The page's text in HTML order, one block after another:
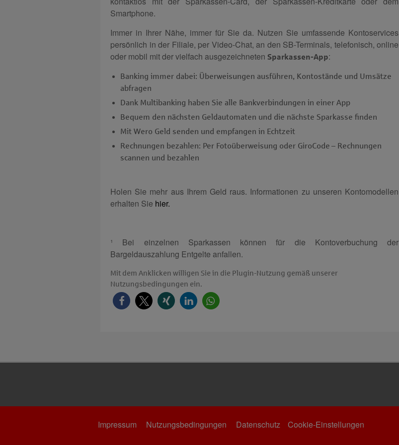
Smartphone.
Immer in Ihrer Nähe, immer für Sie da. Nutzen Sie umfassende Kontoservices
persönlich in der Filiale, per Video-Chat, an den SB-Terminals, telefonisch, online
oder mobil mit der vielfach ausgezeichneten Sparkassen-App:
Banking immer dabei: Überweisungen ausführen, Kontostände und Umsätze
abfragen
Dank Multi­banking haben Sie alle Bank­verbindungen in einer App
Bequem den nächsten Geld­automaten und die nächste Sparkasse finden
Mit Wero Geld senden und empfangen in Echtzeit
Rechnungen bezahlen: Per Foto­überweisung oder GiroCode – Rechnungen
scannen und bezahlen
Holen Sie mehr aus Ihrem Geld raus. Informationen zu unseren Kontomodellen
erhalten Sie hier.
¹ Bei einzelnen Sparkassen können für die Kontoverbuchung der
Bargeldauszahlung Entgelte anfallen.
Mit dem Anklicken willigen Sie in die Plugin-Nutzung gemäß unserer
Nutzungsbedingungen ein.
Impressum Nutzungsbedingungen Datenschutz Cookie-Einstellungen